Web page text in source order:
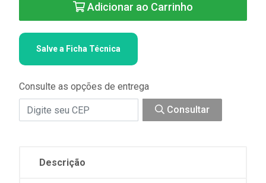
Adicionar ao Carrinho
Salve a Ficha Técnica
Consulte as opções de entrega
Consultar
Descrição